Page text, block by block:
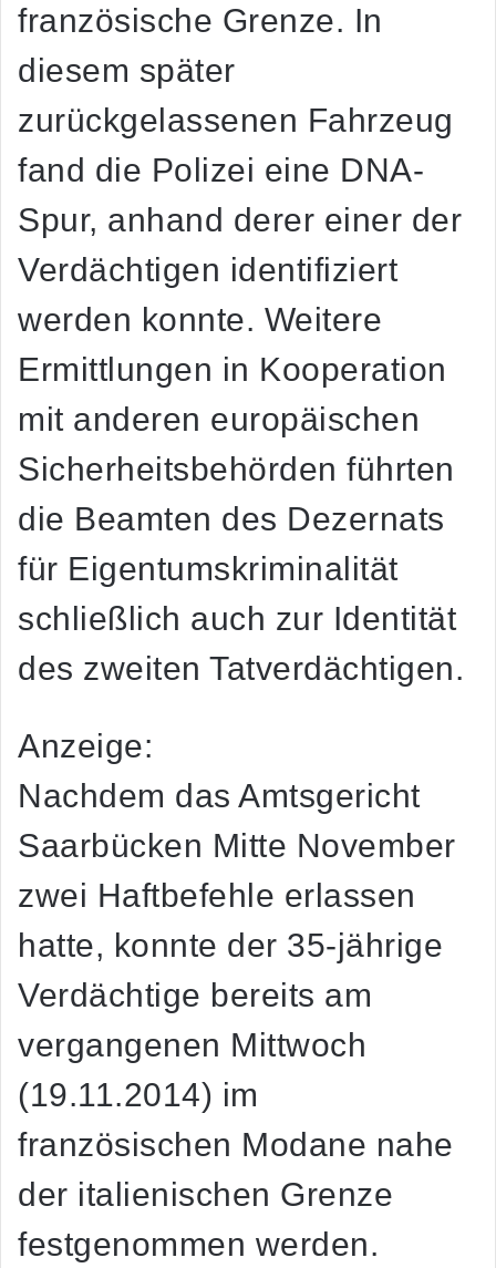
französische Grenze. In
diesem später
zurückgelassenen Fahrzeug
fand die Polizei eine DNA-
Spur, anhand derer einer der
Verdächtigen identifiziert
werden konnte. Weitere
Ermittlungen in Kooperation
mit anderen europäischen
Sicherheitsbehörden führten
die Beamten des Dezernats
für Eigentumskriminalität
schließlich auch zur Identität
des zweiten Tatverdächtigen.
Anzeige:
Nachdem das Amtsgericht
Saarbücken Mitte November
zwei Haftbefehle erlassen
hatte, konnte der 35-jährige
Verdächtige bereits am
vergangenen Mittwoch
(19.11.2014) im
französischen Modane nahe
der italienischen Grenze
festgenommen werden.